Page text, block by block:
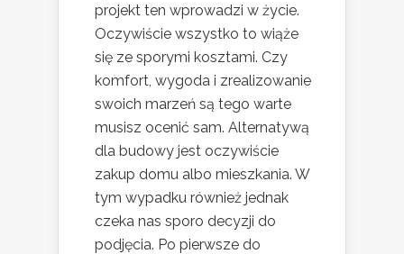
projekt ten wprowadzi w życie.
Oczywiście wszystko to wiąże
się ze sporymi kosztami. Czy
komfort, wygoda i zrealizowanie
swoich marzeń są tego warte
musisz ocenić sam. Alternatywą
dla budowy jest oczywiście
zakup domu albo mieszkania. W
tym wypadku również jednak
czeka nas sporo decyzji do
podjęcia. Po pierwsze do